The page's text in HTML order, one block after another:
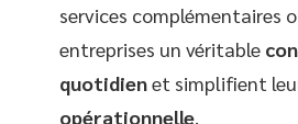
services complémentaires
entreprises un véritable
quotidienet simplifient
opérationnelle.